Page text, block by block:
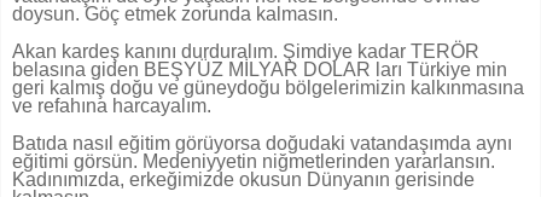
doysun. Göç etmek zorunda kalmasın.
Akan kardeş kanını durduralım. Şimdiye kadar TERÖR
belasına giden BEŞYÜZ MİLYAR DOLAR ları Türkiye min
geri kalmış doğu ve güneydoğu bölgelerimizin kalkınmasına
ve refahına harcayalım.
Batıda nasıl eğitim görüyorsa doğudaki vatandaşımda aynı
eğitimi görsün. Medeniyyetin niğmetlerinden yararlansın.
Kadınımızda, erkeğimizde okusun Dünyanın gerisinde